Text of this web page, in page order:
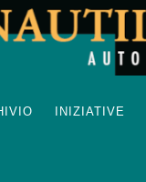
INIZIATIVE